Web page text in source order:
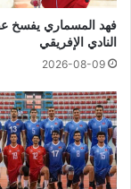
فهد المسماري يفسخ
النادي الإفريقي
2026-08-09